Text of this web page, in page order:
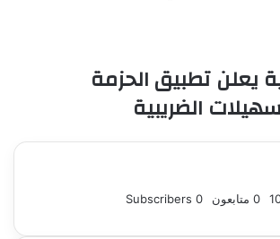
يعلن تطبيق الحزمة
الضريبية
0 متابعون 0
Subscribers